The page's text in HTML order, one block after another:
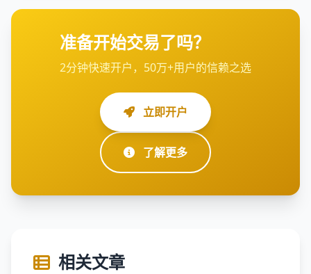
准备开始交易了吗？
2分钟快速开户，50万+用户的信赖之选
立即开户
了解更多
相关文章